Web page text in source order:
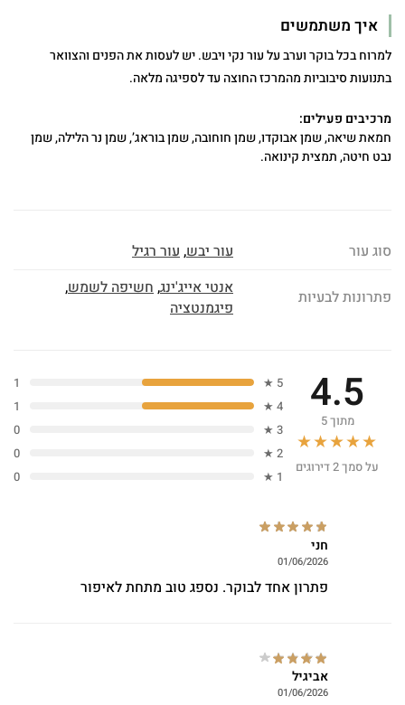
איך משתמשים
למרוח בכל בוקר וערב על עור נקי ויבש. יש לעסות את הפנים והצוואר
בתנועות סיבוביות מהמרכז החוצה עד לספיגה מלאה.
מרכיבים פעילים:
חמאת שיאה, שמן אבוקדו, שמן חוחובה, שמן בוראג’, שמן נר הלילה, שמן
נבט חיטה, תמצית קינואה.
סוג עור עור יבש,עור רגיל
פתרונות לבעיות אנטי אייג'ינג,חשיפה לשמש,
פיגמנטציה
4.5
מתוך 5
★★★★★
על סמך 2 דירוגים
5 ★
1
4 ★
1
3 ★
0
2 ★
0
1 ★
0
חני
01/06/2026
פתרון אחד לבוקר. נספג טוב מתחת לאיפור
אביגיל
01/06/2026